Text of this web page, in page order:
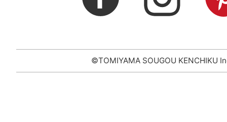
©TOMIYAMA SOUGOU KENCHIKU